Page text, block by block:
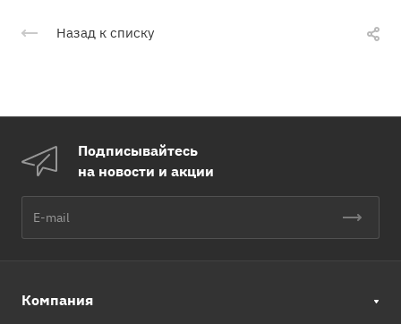
Назад к списку
Подписывайтесь
на новости и акции
Компания